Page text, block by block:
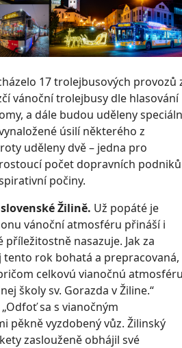
17 trolejbusových provozů
vánoční trolejbusy dle hlasování
a dále budou uděleny
úsilí některého z
uděleny dvě – jedna pro
počet dopravních podniků
počiny.
Žilině. Už popáté je
vánoční atmosféru přináší i
nasazuje. Jak za
tento rok bohatá a prepracovaná,
celkovú vianočnú
školy sv. Gorazda v Žiline.“
sa s vianočným
pěkně vyzdobený vůz. Žilinský
zaslouženě obhájil své